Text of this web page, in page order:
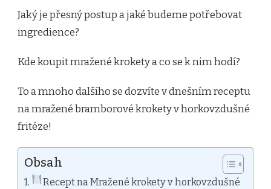
Jaký je přesný postup a jaké budeme potřebovat
ingredience?
Kde koupit mražené krokety a co se k nim hodí?
To a mnoho dalšího se dozvíte v dnešním receptu
na mražené bramborové krokety v horkovzdušné
fritéze!
Obsah
Recept na Mražené krokety v horkovzdušné